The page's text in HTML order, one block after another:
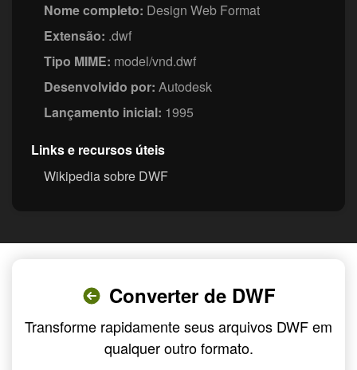
Nome completo: Design Web Format
Extensão: .dwf
Tipo MIME: model/vnd.dwf
Desenvolvido por: Autodesk
Lançamento inicial: 1995
Links e recursos úteis
Wikipedia sobre DWF
Converter de DWF
Transforme rapidamente seus arquivos DWF em
qualquer outro formato.